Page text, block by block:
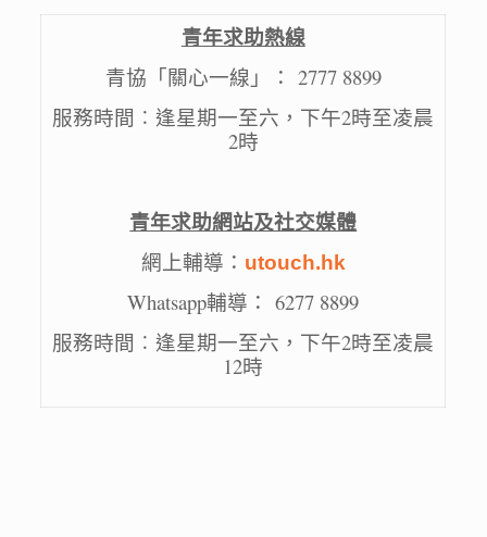
青年求助熱線
青協「關心一線」： 2777 8899
服務時間︰逢星期一至六，下午2時至凌晨
2時
青年求助網站及社交媒體
網上輔導： utouch.hk
Whatsapp輔導： 6277 8899
服務時間︰逢星期一至六，下午2時至凌晨
12時